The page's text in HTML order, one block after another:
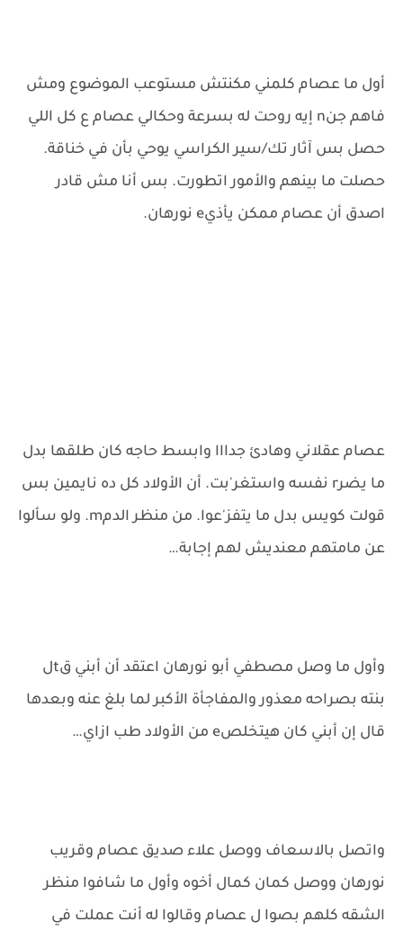
أول ما عصام كلمني مكنتش مستوعب الموضوع ومش
فاهم جنn إيه روحت له بسرعة وحكالي عصام ع كل اللي
حصل بس آثار تك/سير الكراسي يوحي بأن في خناقة.
حصلت ما بينهم والأمور اتطورت. بس أنا مش قادر
اصدق أن عصام ممكن يأذيe نورهان.
عصام عقلاني وهادئ جدااا وابسط حاجه كان طلقها بدل
ما يضرr نفسه واستغر'بت. أن الأولاد كل ده نايمين بس
قولت كويس بدل ما يتفز'عوا. من منظر الدمm. ولو سألوا
عن مامتهم معنديش لهم إجابة…
وأول ما وصل مصطفي أبو نورهان اعتقد أن أبني قtل
بنته بصراحه معذور والمفاجأة الأكبر لما بلغ عنه وبعدها
قال إن أبني كان هيتخلصe من الأولاد طب ازاي…
واتصل بالاسعاف ووصل علاء صديق عصام وقريب
نورهان ووصل كمان كمال أخوه وأول ما شافوا منظر
الشقه كلهم بصوا ل عصام وقالوا له أنت عملت في